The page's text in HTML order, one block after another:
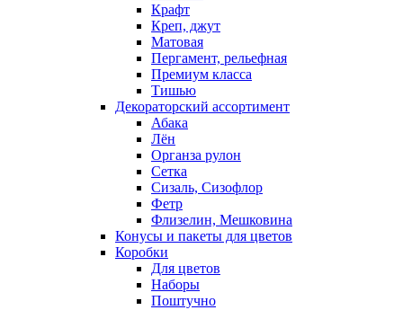
Крафт
Креп, джут
Матовая
Пергамент, рельефная
Премиум класса
Тишью
Декораторский ассортимент
Абака
Лён
Органза рулон
Сетка
Сизаль, Сизофлор
Фетр
Флизелин, Мешковина
Конусы и пакеты для цветов
Коробки
Для цветов
Наборы
Поштучно